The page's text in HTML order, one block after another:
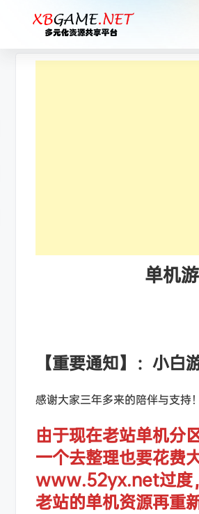
单机
【重要通知】：小
感谢大家三年多来的陪伴与支持！
由于现在老站单机分
一个去整理也要花费
www.52yx.net过度
老站的单机资源再重